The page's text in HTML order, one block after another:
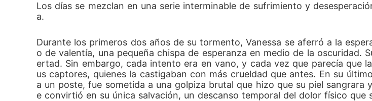
Los días se mezclan en una serie interminable de sufrimiento y
a.
Durante los primeros dos años de su tormento, Vanessa se aferró a la
o de valentía, una pequeña chispa de esperanza en medio de la oscuridad.
ertad. Sin embargo, cada intento era en vano, y cada vez que parecía que
us captores, quienes la castigaban con más crueldad que antes. En su
a un poste, fue sometida a una golpiza brutal que hizo que su piel
e convirtió en su única salvación, un descanso temporal del dolor físico que